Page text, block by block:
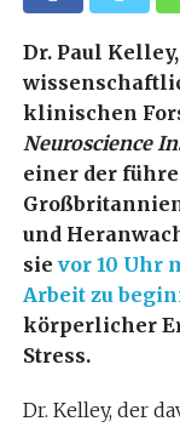
Dr. Paul
klinischen
Neuroscience
einer der
und
sie vor 10 Uhr
Arbeit zu
körperlicher
Stress.
Dr. Kelley, der